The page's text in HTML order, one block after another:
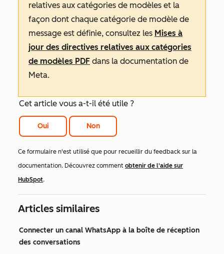
relatives aux catégories de modèles et la
façon dont chaque catégorie de modèle de
message est définie, consultez les Mises à
jour des directives relatives aux catégories
de modèles PDF dans la documentation de
Meta.
Cet article vous a-t-il été utile ?
Oui Non
Ce formulaire n'est utilisé que pour recueillir du feedback sur la
documentation. Découvrez comment obtenir de l'aide sur
HubSpot.
Articles similaires
Connecter un canal WhatsApp à la boîte de réception
des conversations